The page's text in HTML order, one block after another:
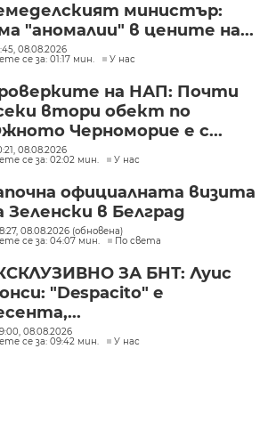
министър:
"аномалии" в цените на...
08.08.2026
се за: 01:17 мин.
У нас
на НАП: Почти
втори обект по
Черноморие е с...
08.08.2026
се за: 02:02 мин.
У нас
официалната визита
Зеленски в Белград
08.08.2026 (обновена)
се за: 04:07 мин.
По света
ЗА БНТ: Луис
"Despacito" е
08.08.2026
се за: 09:42 мин.
У нас